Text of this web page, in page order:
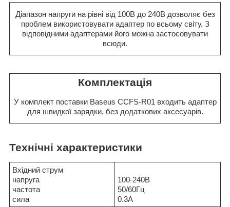
Діапазон напруги на рівні від 100В до 240В дозволяє без
проблем використовувати адаптер по всьому світу. З
відповідними адаптерами його можна застосовувати
всюди.
Комплектація
У комплект поставки Baseus CCFS-R01 входить адаптер
для швидкої зарядки, без додаткових аксесуарів.
Технічні характеристики
Вхідний струм
напруга
частота
сила
100-240В
50/60Гц
0.3А